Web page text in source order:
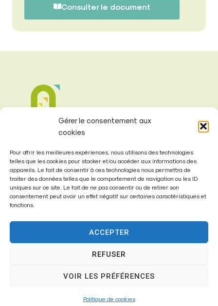
Gérer le consentement aux
cookies
Pour offrir les meilleures expériences, nous utilisons des technologies
telles que les cookies pour stocker et/ou accéder aux informations des
appareils. Le fait de consentir à ces technologies nous permettra de
traiter des données telles que le comportement de navigation ou les ID
uniques sur ce site. Le fait de ne pas consentir ou de retirer son
consentement peut avoir un effet négatif sur certaines caractéristiques et
fonctions.
ACCEPTER
REFUSER
VOIR LES PRÉFÉRENCES
Politique de cookies
Consulter le document
Mairie de
Fontenay-Trésigny
26 Av. du Général de Gaulle
77610 – Fontenay-Trésigny
mairie@fontenay-tresigny.fr